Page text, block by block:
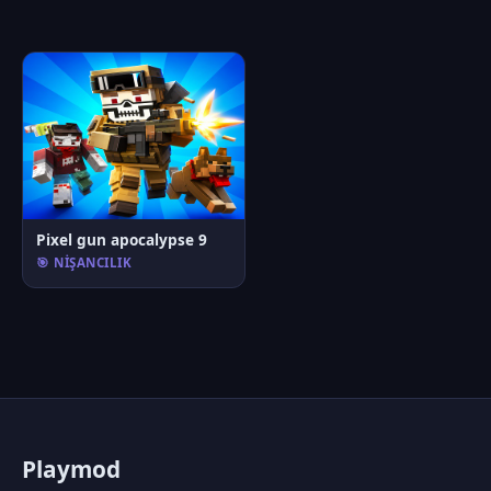
Pixel gun apocalypse 9
🎯 NIŞANCILIK
Playmod